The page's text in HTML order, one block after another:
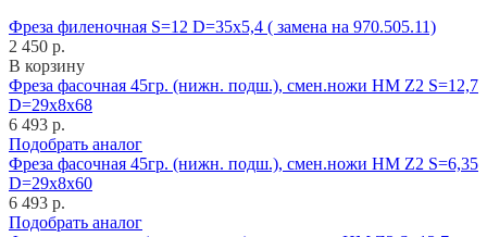
Фреза филеночная S=12 D=35x5,4 ( замена на 970.505.11)
2 450 р.
В корзину
Фреза фасочная 45гр. (нижн. подш.), смен.ножи HM Z2 S=12,7
D=29x8x68
6 493 р.
Подобрать аналог
Фреза фасочная 45гр. (нижн. подш.), смен.ножи HM Z2 S=6,35
D=29x8x60
6 493 р.
Подобрать аналог